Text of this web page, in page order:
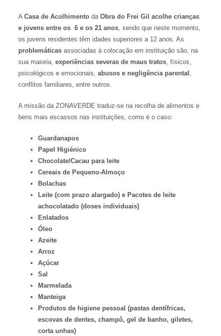
ACasa de Acolhimento daObra do Frei Gil
acolhe crianças
e jovens entre os 6 e os 21 anos, sendo que neste momento,
os jovens residentes têm idades superiores a 12 anos. As
problemáticas associadas à colocação em instituição são, na
sua maioria,experiências severas de maus tratos, físicos,
psicológicos e emocionais,abusos e negligência parental ,
conflitos familiares, entre outros.
A missão da ZONAVERDE traduz-se na recolha de alimentos e
bens mais escassos nas instituições, como é o caso:
Guardanapos
Papel Higiénico
Chocolate/Cacau para leite
Cereais de Pequeno-Almoço
Bolachas
Leite (com prazo alargado) e Pacotes de leite
achocolatado (doses individuais)
Enlatados
Óleo
Azeite
Arroz
Açúcar
Sal
Marmelada
Manteiga
Produtos de higiene pessoal (pastas dentífricas,
escovas de dentes, champô, gel de banho, giletes,
corta unhas)